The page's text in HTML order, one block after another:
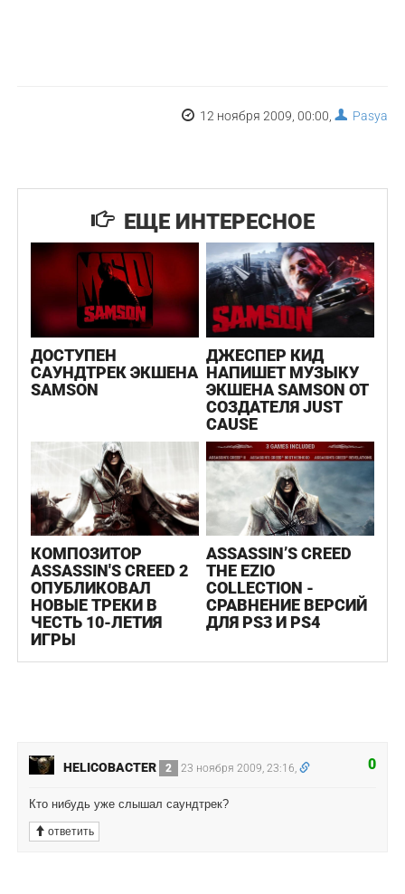
12 ноября 2009, 00:00, Pasya
ЕЩЕ ИНТЕРЕСНОЕ
ДОСТУПЕН
САУНДТРЕК ЭКШЕНА
SAMSON
ДЖЕСПЕР КИД
НАПИШЕТ МУЗЫКУ
ЭКШЕНА SAMSON ОТ
СОЗДАТЕЛЯ JUST
CAUSE
КОМПОЗИТОР
ASSASSIN'S CREED 2
ОПУБЛИКОВАЛ
НОВЫЕ ТРЕКИ В
ЧЕСТЬ 10-ЛЕТИЯ
ИГРЫ
ASSASSIN’S CREED
THE EZIO
COLLECTION -
СРАВНЕНИЕ ВЕРСИЙ
ДЛЯ PS3 И PS4
0
HELICOBACTER 2 23 ноября 2009, 23:16,
Кто нибудь уже слышал саундтрек?
ответить